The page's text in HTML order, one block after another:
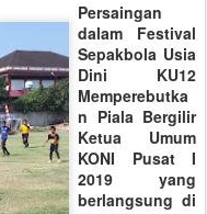
Persaingan
dalam Festival
Sepakbola Usia
Dini KU12
Memperebutka
n Piala Bergilir
Ketua Umum
KONI Pusat I
2019 yang
berlangsung di